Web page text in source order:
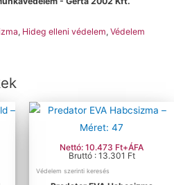
, Hideg elleni védelem, Védelem
Nettó: 10.473 Ft+ÁFA
Bruttó : 13.301 Ft
Védelem szerinti keresés